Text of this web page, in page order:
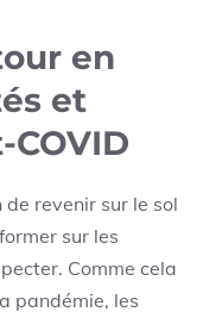
en
et
revenir sur le sol
sur les
Comme cela
pandémie, les